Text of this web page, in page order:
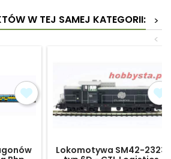
W TEJ SAMEJ KATEGORII:
>
<
Lokomotywa SM42-2323